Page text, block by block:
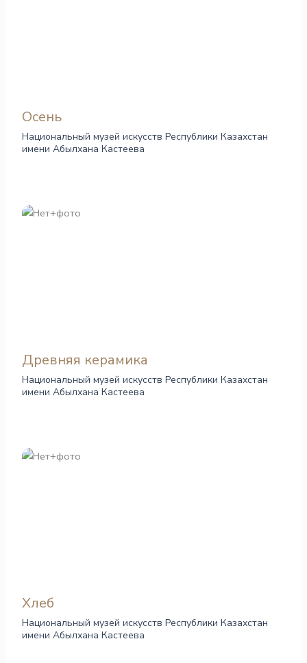
Осень
Национальный музей искусств Республики Казахстан
имени Абылхана Кастеева
Древняя керамика
Национальный музей искусств Республики Казахстан
имени Абылхана Кастеева
Хлеб
Национальный музей искусств Республики Казахстан
имени Абылхана Кастеева